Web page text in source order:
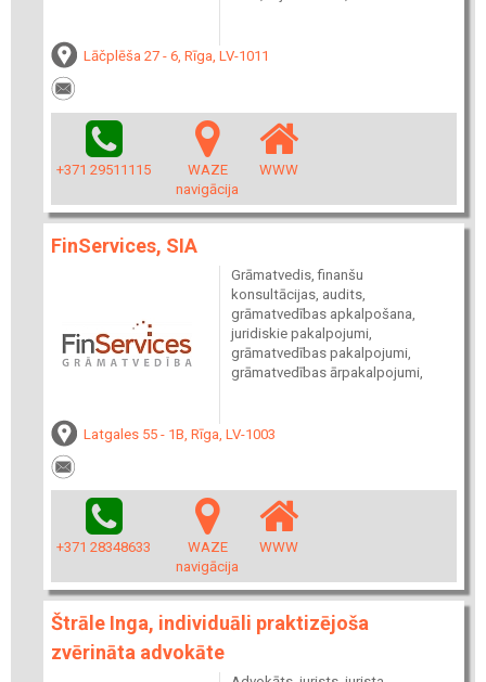
Lāčplēša 27 - 6, Rīga, LV-1011
+371 29511115
WAZE
navigācija
WWW
FinServices, SIA
Grāmatvedis, finanšu
konsultācijas, audits,
grāmatvedības apkalpošana,
juridiskie pakalpojumi,
grāmatvedības pakalpojumi,
grāmatvedības ārpakalpojumi,
Latgales 55 - 1B, Rīga, LV-1003
+371 28348633
WAZE
navigācija
WWW
Štrāle Inga, individuāli praktizējoša
zvērināta advokāte